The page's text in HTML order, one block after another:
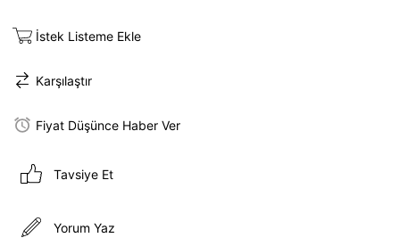
İstek Listeme Ekle
Karşılaştır
Fiyat Düşünce Haber Ver
Tavsiye Et
Yorum Yaz